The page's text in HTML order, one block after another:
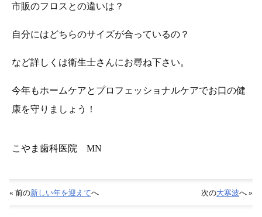
市販のフロスとの違いは？
自分にはどちらのサイズが合っているの？
など詳しくは衛生士さんにお尋ね下さい。
今年もホームケアとプロフェッショナルケアでお口の健
康を守りましょう！
こやま歯科医院 MN
« 前の新しい年を迎えてへ 次の大寒波へ »